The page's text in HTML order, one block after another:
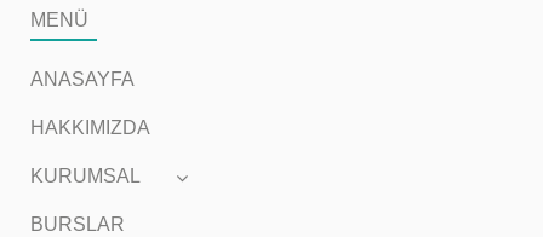
MENÜ
ANASAYFA
HAKKIMIZDA
KURUMSAL
BURSLAR